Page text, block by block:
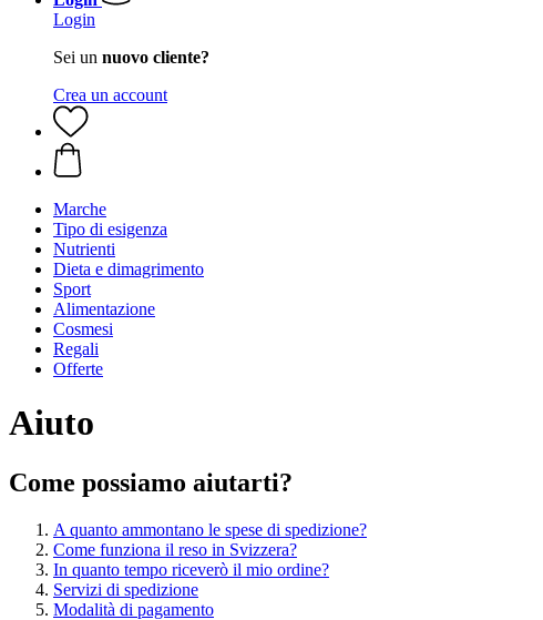
Login
Sei un nuovo cliente?
Crea un account
Marche
Tipo di esigenza
Nutrienti
Dieta e dimagrimento
Sport
Alimentazione
Cosmesi
Regali
Offerte
Aiuto
Come possiamo aiutarti?
A quanto ammontano le spese di spedizione?
Come funziona il reso in Svizzera?
In quanto tempo riceverò il mio ordine?
Servizi di spedizione
Modalità di pagamento